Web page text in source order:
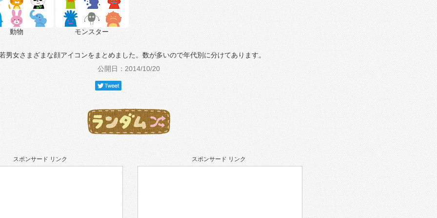
動物 モンスター
男女さまざまな顔アイコンをまとめました。数が多いので年代別に分けてあります。
公開日：2014/10/20
スポンサード リンク スポンサード リンク